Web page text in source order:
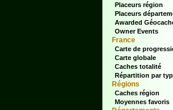
Placeurs région
Placeurs
Awarded
Owner Events
France
Carte de
Carte globale
Caches totalité
Répartition par
Régions
Caches région
Moyennes favoris